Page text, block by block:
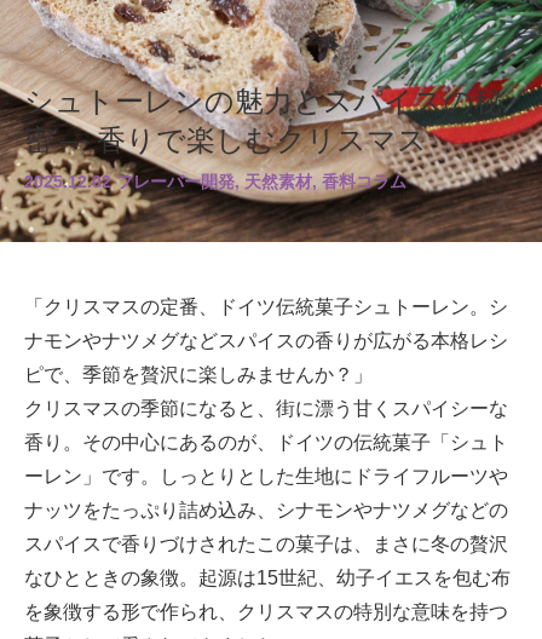
シュトーレンの魅力とスパイスの秘
密 ― 香りで楽しむクリスマス
2025.12.02 フレーバー開発, 天然素材, 香料コラム
「クリスマスの定番、ドイツ伝統菓子シュトーレン。シ
ナモンやナツメグなどスパイスの香りが広がる本格レシ
ピで、季節を贅沢に楽しみませんか？」
クリスマスの季節になると、街に漂う甘くスパイシーな
香り。その中心にあるのが、ドイツの伝統菓子「シュト
ーレン」です。しっとりとした生地にドライフルーツや
ナッツをたっぷり詰め込み、シナモンやナツメグなどの
スパイスで香りづけされたこの菓子は、まさに冬の贅沢
なひとときの象徴。起源は15世紀、幼子イエスを包む布
を象徴する形で作られ、クリスマスの特別な意味を持つ